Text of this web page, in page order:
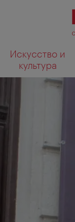
Искусство и
культура